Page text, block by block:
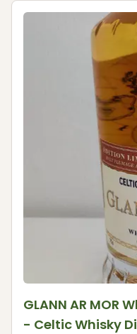
GLANN AR MOR
- Celtic Whisky